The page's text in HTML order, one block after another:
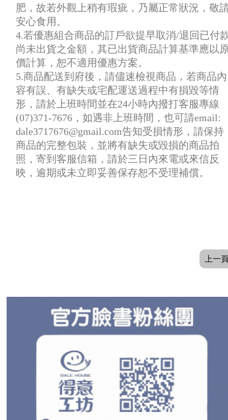
肥，故若外觀上稍有瑕疵，乃屬正常狀況，敬
安心食用。
4.若優惠組合商品的訂戶欲提早取消/退回已付
尚未出貨之金額，其已出貨商品計算基準應以
價計算，恕不適用優惠方案。
5.商品配送到府後，請儘速檢視商品，若商品內
容有誤、有缺失或宅配運送過程中有損毀等情
形，請於上班時間並在24小時內撥打客服專線
(07)371-7676，如遇非上班時間，也可請email:
dale3717676@gmail.com告知受損情形，請保持
商品的完整包裝，並將有缺失或毀損的商品拍
照，寄到客服信箱，請於三日內來電或來信反
映，逾期或未立即妥善保存恕不受理補償。
上一